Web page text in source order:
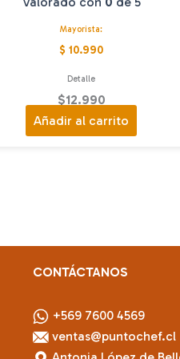
Mayorista:
$ 10.990
Detalle
$12.990
Añadir al carrito
CONTÁCTANOS
+569 7600 4569
ventas@puntochef.cl